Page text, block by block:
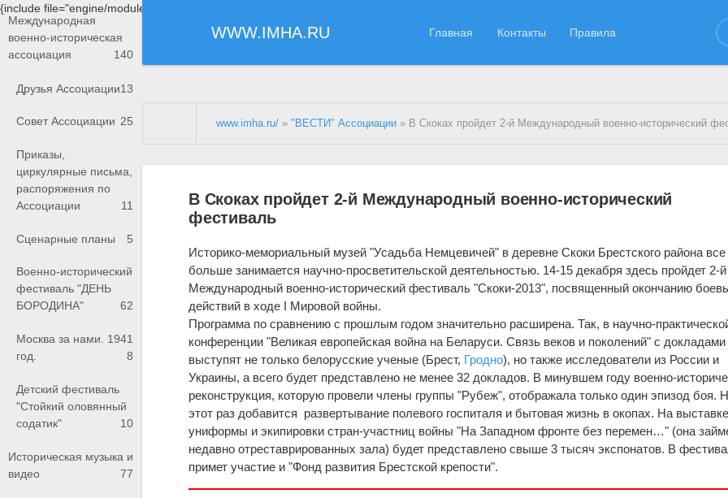
{include file="engine/modules/saperu/head.php"}
WWW.IMHA.RU Главная Контакты Правила
Международная
военно-историческая
ассоциация
140
Друзья Ассоциации13
Совет Ассоциации 25
Приказы,
циркулярные письма,
распоряжения по
Ассоциации
11
Сценарные планы 5
Военно-исторический
фестиваль "ДЕНЬ
БОРОДИНА"
62
Москва за нами. 1941
год.
8
Детский фестиваль
"Стойкий оловянный
содатик"
10
Историческая музыка и
видео
77
www.imha.ru/ »"ВЕСТИ" Ассоциации » В Скоках пройдет 2-й Международный военно-исторический
В Скоках пройдет 2-й Международный военно-исторический
фестиваль
Историко-мемориальный музей "Усадьба Немцевичей" в деревне Скоки Брестского района все
больше занимается научно-просветительской деятельностью. 14-15 декабря здесь пройдет 2-й
Международный военно-исторический фестиваль "Скоки-2013", посвященный окончанию
действий в ходе I Мировой войны.
Программа по сравнению с прошлым годом значительно расширена. Так, в научно-
конференции "Великая европейская война на Беларуси. Связь веков и поколений" с докладами
выступят не только белорусские ученые (Брест, Гродно), но также исследователи из России и
Украины, а всего будет представлено не менее 32 докладов. В минувшем году военно-
реконструкция, которую провели члены группы "Рубеж", отображала только один эпизод боя.
этот раз добавится развертывание полевого госпиталя и бытовая жизнь в окопах. На выставке
униформы и экипировки стран-участниц войны "На Западном фронте без перемен…" (она
недавно отреставрированных зала) будет представлено свыше 3 тысяч экспонатов. В
примет участие и "Фонд развития Брестской крепости".